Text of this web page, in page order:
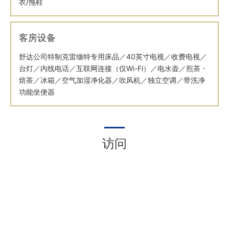
客房设备
舒达公司特制克雷缅特专用床品／40英寸电视／收费电视／
台灯／内线电话／互联网连接（仅Wi-Fi）／电水壶／煎茶・
焙茶／冰箱／空气加湿净化器／吹风机／独立空调／带洗净
功能坐便器
访问